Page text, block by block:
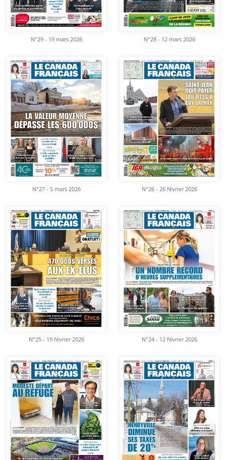
N°29 - 19 mars 2026 N°28 - 12 mars 2026
N°27 - 5 mars 2026 N°26 - 26 février 2026
N°25 - 19 février 2026 N°24 - 12 février 2026